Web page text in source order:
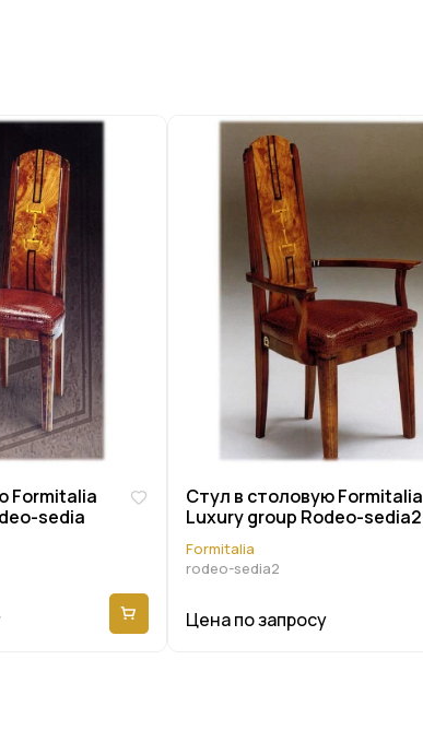
Formitalia
sedia
Стул в столовую Formitalia
Luxury group Rodeo-sedia2
Formitalia
rodeo-sedia2
Цена по запросу